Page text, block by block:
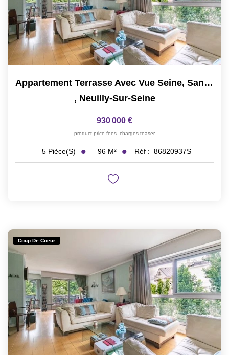
Appartement Terrasse Avec Vue Seine, Sans Vis-À-Vis
, Neuilly-Sur-Seine
930 000 €
product.price.fees_charges.teaser
5 Pièce(s) 96 M² Réf : 86820937S
Coup De Coeur